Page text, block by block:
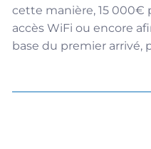
cette manière, 15 000€
accès WiFi ou encore
base du premier arrivé,